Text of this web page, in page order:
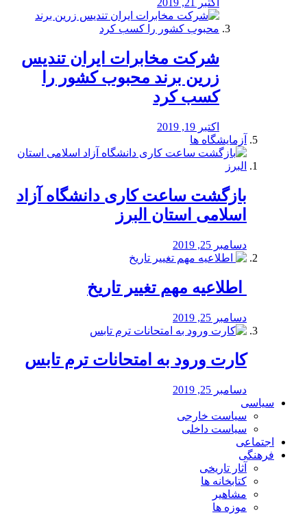
اکتبر 21, 2019
شرکت مخابرات ایران تندیس
زرین برند محبوب کشور را
کسب کرد
اکتبر 19, 2019
آزمایشگاه ها
بازگشت ساعت کاری دانشگاه آزاد
اسلامی استان البرز
دسامبر 25, 2019
️ اطلاعیه مهم تغییر تاریخ
دسامبر 25, 2019
کارت ورود به امتحانات ترم تابس
دسامبر 25, 2019
سیاسی
سیاست خارجی
سیاست داخلی
اجتماعی
فرهنگی
آثار تاریخی
کتابخانه ها
مشاهیر
موزه ها